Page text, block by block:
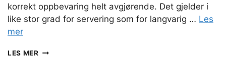
korrekt oppbevaring helt avgjørende. Det gjelder i
like stor grad for servering som for langvarig … Les
mer
LES MERSLIK